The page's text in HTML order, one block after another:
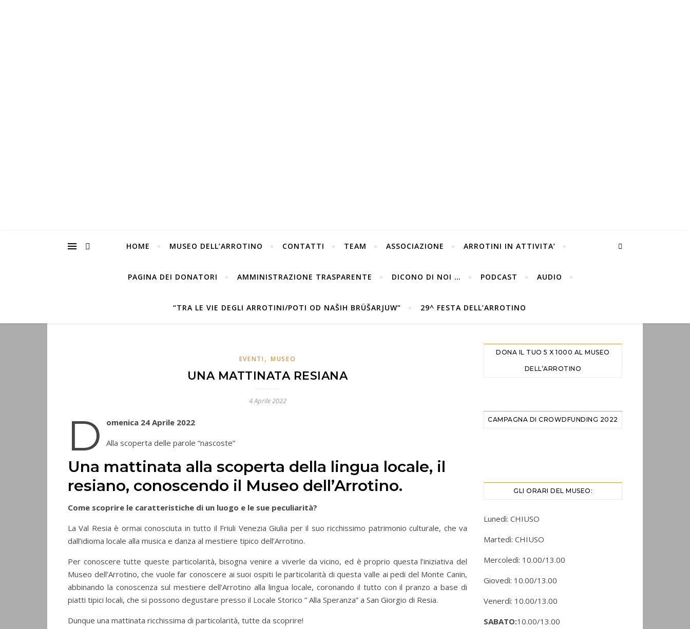
HOME MUSEO DELL’ARROTINO CONTATTI TEAM ASSOCIAZIONE ARROTINI IN ATTIVITA’
PAGINA DEI DONATORI AMMINISTRAZIONE TRASPARENTE DICONO DI NOI … PODCAST AUDIO
“TRA LE VIE DEGLI ARROTINI/POTI OD NAŠIH BRÜŠARJUW” 29^ FESTA DELL’ARROTINO
EVENTI, MUSEO
UNA MATTINATA RESIANA
4 Aprile 2022
D
omenica 24 Aprile 2022
Alla scoperta delle parole “nascoste”
Una mattinata alla scoperta della lingua locale, il
resiano, conoscendo il Museo dell’Arrotino.
Come scoprire le caratteristiche di un luogo e le sue peculiarità?
La Val Resia è ormai conosciuta in tutto il Friuli Venezia Giulia per il suo ricchissimo patrimonio culturale, che va
dall’idioma locale alla musica e danza al mestiere tipico dell’Arrotino.
Per conoscere tutte queste particolarità, bisogna venire a viverle da vicino, ed è proprio questa l’iniziativa del
Museo dell’Arrotino, che vuole far conoscere ai suoi ospiti le particolarità di questa valle ai pedi del Monte Canin,
abbinando la conoscenza sul mestiere dell’Arrotino alla lingua locale, coronando il tutto con il pranzo a base di
piatti tipici locali, che si possono degustare presso il Locale Storico ” Alla Speranza” a San Giorgio di Resia.
Dunque una mattinata ricchissima di particolarità, tutte da scoprire!
DONA IL TUO 5 X 1000 AL MUSEO
DELL’ARROTINO
CAMPAGNA DI CROWDFUNDING 2022
GLI ORARI DEL MUSEO:
Lunedì: CHIUSO
Martedì: CHIUSO
Mercoledì: 10.00/13.00
Giovedì: 10.00/13.00
Venerdì: 10.00/13.00
SABATO:10.00/13.00